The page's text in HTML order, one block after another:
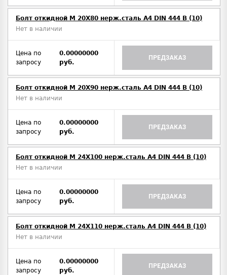
Болт откидной M 20Х80 нерж.сталь A4 DIN 444 B (10)
Нет в наличии
Цена по
запросу
0.00000000
руб.
ПРЕДЗАКАЗ
Болт откидной M 20Х90 нерж.сталь A4 DIN 444 B (10)
Нет в наличии
Цена по
запросу
0.00000000
руб.
ПРЕДЗАКАЗ
Болт откидной M 24Х100 нерж.сталь A4 DIN 444 B (10)
Нет в наличии
Цена по
запросу
0.00000000
руб.
ПРЕДЗАКАЗ
Болт откидной M 24Х110 нерж.сталь A4 DIN 444 B (10)
Нет в наличии
Цена по
запросу
0.00000000
руб.
ПРЕДЗАКАЗ